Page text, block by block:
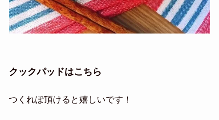
クックパッドはこちら
つくれぽ頂けると嬉しいです！